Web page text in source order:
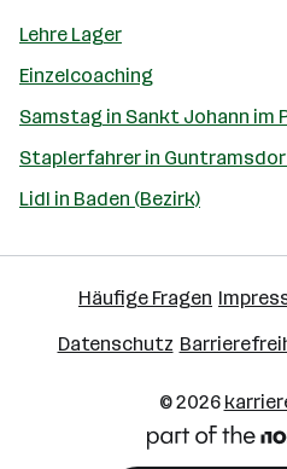
Lehre Lager
Einzelcoaching
Samstag in Sankt Johann im
Staplerfahrer in
Lidl in Baden (Bezirk)
Häufige Fragen
Datenschutz
© 2026